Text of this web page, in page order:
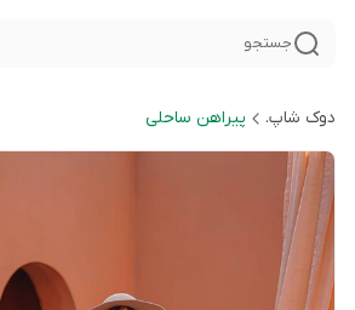
جستجو
دوک شاپ. پیراهن ساحلی